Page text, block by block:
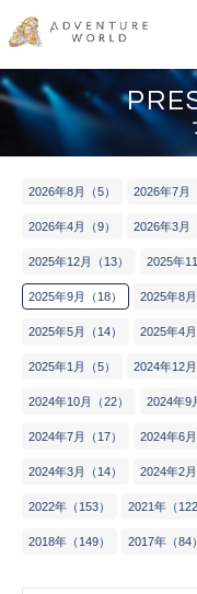
2​0​2​6​年8月​（5） 2​0​2​6​年7月​
2​0​2​6​年4月​（9） 2​0​2​6​年3月​
2​0​2​5​年​12月​（13） 2​0​2​5​年​
2​0​2​5​年9月​（18） 2​0​2​5​年​8月​
2​0​2​5​年​5月​（14） 2​0​2​5​年​4月​
2​0​2​5​年​1月​（5） 2​0​2​4​年​12月​
2​0​2​4​年​10月​（22） 2​0​2​4​年​9
2​0​2​4​年​7月​（17） 2​0​2​4​年​6月​
2​0​2​4年​3月​（14） 2​0​2​4年​2月​
2​0​2​2​年​（153） 2​0​2​1​年​（122
2​0​1​8​年​（149） 2​0​1​7​年​（84​）